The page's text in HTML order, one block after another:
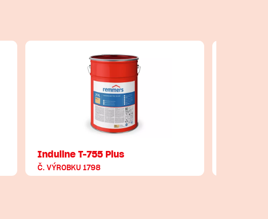
Induline T-755 Plus
Č. VÝROBKU 1798